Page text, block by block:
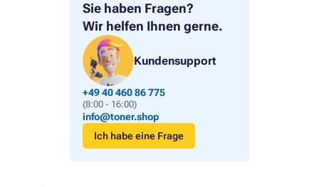
Sie haben Fragen?
Wir helfen Ihnen gerne.
Kundensupport
+49 40 460 86 775
(8:00 - 16:00)
info@toner.shop
Ich habe eine Frage